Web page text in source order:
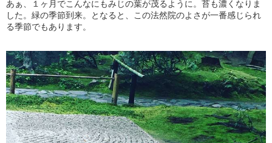
あぁ、１ヶ月でこんなにもみじの葉が茂るように。苔も濃くなりま
した。緑の季節到来。となると、この法然院のよさが一番感じられ
る季節でもあります。